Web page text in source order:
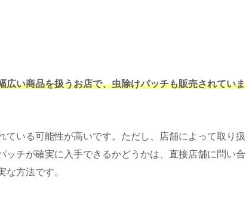
広い商品を扱うお店で、虫除けパッチも販売されていま
ている可能性が高いです。ただし、店舗によって取り扱
ッチが確実に入手できるかどうかは、直接店舗に問い合
方法です。